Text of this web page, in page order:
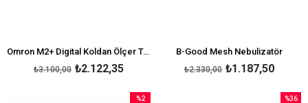
Omron M2+ Digital Koldan Ölçer Tansiyon Aleti
₺2.122,35
₺3.100,00
B-Good Mesh Nebulizatör
₺1.187,50
₺2.330,00
%2
%36